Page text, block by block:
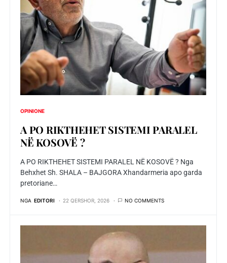
OPINIONE
A PO RIKTHEHET SISTEMI PARALEL
NË KOSOVË ?
A PO RIKTHEHET SISTEMI PARALEL NË KOSOVË ? Nga
Behxhet Sh. SHALA – BAJGORA Xhandarmeria apo garda
pretoriane…
NGA EDITORI 22 QERSHOR, 2026 NO COMMENTS